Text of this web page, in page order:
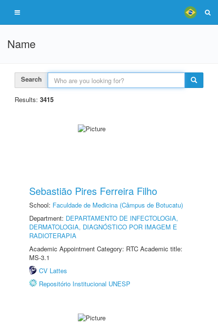
Name
Search
Results: 3415
Sebastião Pires Ferreira Filho
School: Faculdade de Medicina (Câmpus de Botucatu)
Department: DEPARTAMENTO DE INFECTOLOGIA,
DERMATOLOGIA, DIAGNÓSTICO POR IMAGEM E
RADIOTERAPIA
Academic Appointment Category: RTC Academic title:
MS-3.1
CV Lattes
Repositório Institucional UNESP